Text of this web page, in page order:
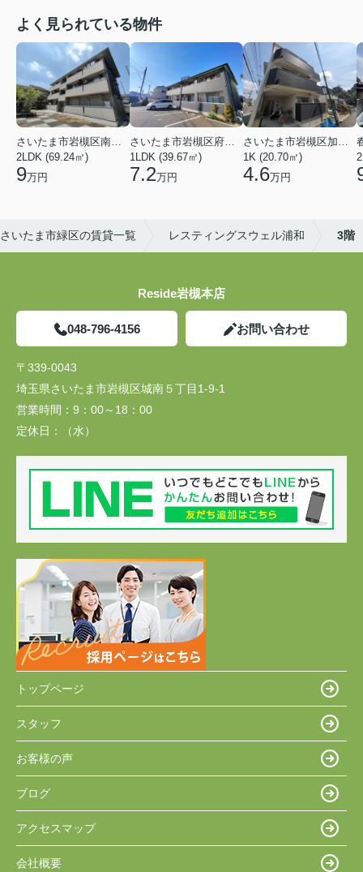
よく見られている物件
さいたま市岩槻区南平野４丁目
2LDK (69.24㎡)
9万円
さいたま市岩槻区府内１丁目
1LDK (39.67㎡)
7.2万円
さいたま市岩槻区加倉１丁目
1K (20.70㎡)
4.6万円
さいたま市緑区の賃貸一覧 レスティングスウェル浦和 3階
Reside岩槻本店
048-796-4156 お問い合わせ
〒339-0043
埼玉県さいたま市岩槻区城南５丁目1-9-1
営業時間： 9：00～18：00
定休日：
（水）
トップページ
スタッフ
お客様の声
ブログ
アクセスマップ
会社概要